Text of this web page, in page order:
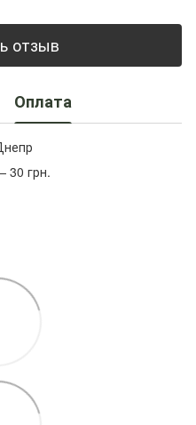
отзыв
Оплата
30 грн.